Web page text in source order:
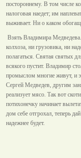
постороннему. В том числе
налоговая наедет; им
выживает. Ни о каком
Взять Владимира
колхоза, ни грузовика, ни
полагаться. Святая святых
всякого пустит. Владимир
промыслом многие живут, и
Сергей Медведев, другим
реализует мясо. Так вот
потихонечку начинает
дом себе отгрохал, теперь
надежнее будет.